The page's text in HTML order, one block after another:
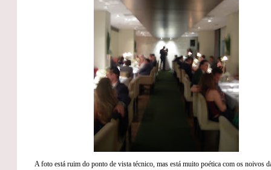
A foto está ruim do ponto de vista técnico, mas está muito poética com os noivos